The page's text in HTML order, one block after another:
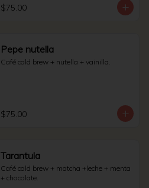
$75.00
Pepe nutella
Café cold brew + nutella + vainilla.
$75.00
Tarantula
Café cold brew + matcha +leche + menta
+ chocolate.